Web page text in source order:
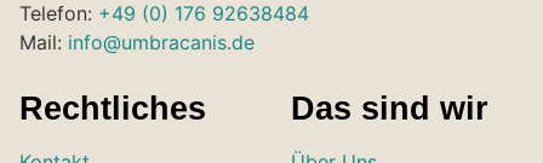
Telefon: +49 (0) 176 92638484
Mail: info@umbracanis.de
Rechtliches Das sind wir